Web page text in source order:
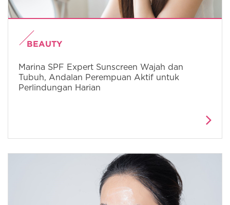
BEAUTY
Marina SPF Expert Sunscreen Wajah dan
Tubuh, Andalan Perempuan Aktif untuk
Perlindungan Harian